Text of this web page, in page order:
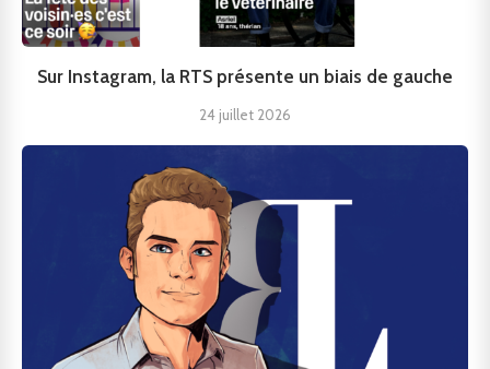
Sur Instagram, la RTS présente un biais de gauche
24 juillet 2026